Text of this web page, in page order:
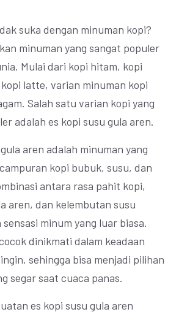
suka dengan minuman kopi?
minuman yang sangat populer
Mulai dari kopi hitam, kopi
latte, varian minuman kopi
Salah satu varian kopi yang
adalah es kopi susu gula aren.
aren adalah minuman yang
kopi bubuk, susu, dan
antara rasa pahit kopi,
aren, dan kelembutan susu
minum yang luar biasa.
dinikmati dalam keadaan
sehingga bisa menjadi pilihan
segar saat cuaca panas.
es kopi susu gula aren